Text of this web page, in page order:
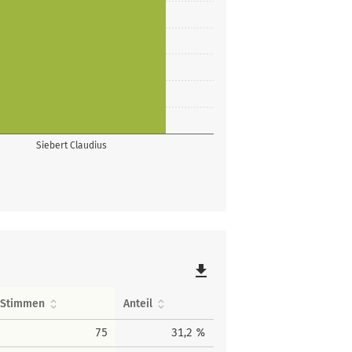
Siebert Claudius
file_download
Stimmen Anteil
75 31,2 %